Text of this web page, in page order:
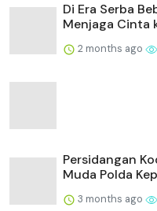
Di Era Serba
Menjaga Cinta
2 months ago
Persidangan
Muda Polda
3 months ago